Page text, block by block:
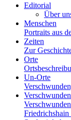
Editorial
Über
Menschen
Portraits aus
Zeiten
Zur
Orte
Un-Orte
Friedrichshain